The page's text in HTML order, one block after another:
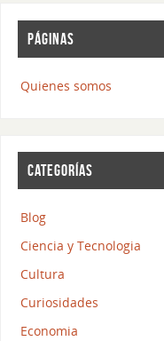
PÁGINAS
Quienes somos
CATEGORÍAS
Blog
Ciencia y Tecnologia
Cultura
Curiosidades
Economia